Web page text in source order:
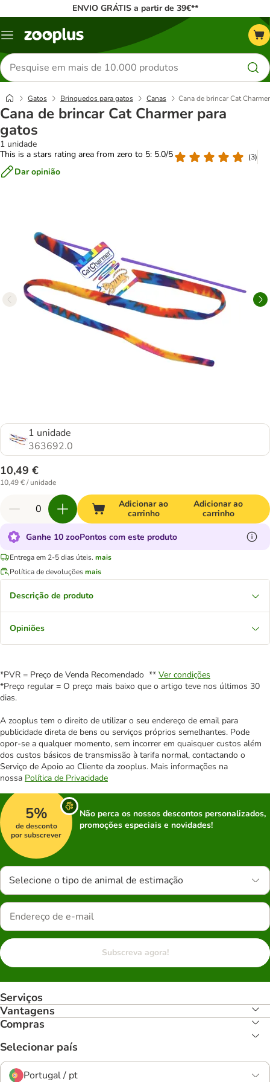
ENVIO GRÁTIS a partir de 39€**
Menu
Pesquisar
produtos
Gatos Brinquedos para gatos Canas Cana de brincar Cat
Cana de brincar Cat Charmer para
gatos
1 unidade
This is a stars rating area from zero to 5: 5.0/5
(3)
Dar opinião
1 unidade
363692.0
10,49 €
10,49 € / unidade
Adicionar ao
carrinho
Adicionar ao
carrinho
Ganhe 10 zooPontos com este produto
Entrega em 2-5 dias úteis. mais
Política de devoluçõesmais
Descrição de produto
Opiniões
*PVR = Preço de Venda Recomendado ** Ver condições
*Preço regular = O preço mais baixo que o artigo teve nos últimos 30
dias.
A zooplus tem o direito de utilizar o seu endereço de email para
publicidade direta de bens ou serviços próprios semelhantes. Pode
opor-se a qualquer momento, sem incorrer em quaisquer custos além
dos custos básicos de transmissão à tarifa normal, contactando o
Serviço de Apoio ao Cliente da zooplus. Mais informações na
nossa Política de Privacidade
5%
de desconto
por subscrever
Não perca os nossos descontos personalizados,
promoções especiais e novidades!
Selecione o tipo de animal de estimação
Subscreva agora!
Serviços
Vantagens
Compras
Selecionar país
Portugal / pt